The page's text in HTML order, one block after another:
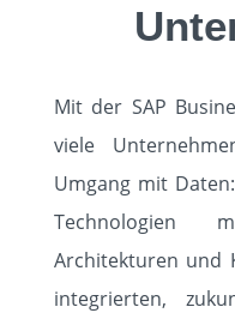
Mit der SAP
viele
Umgang mit
Technologien
Architekturen und
integrierten,